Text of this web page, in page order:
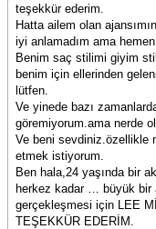
teşekkür ederim.
Hatta ailem olan
iyi anlamadım ama
Benim saç stilimi giyim
benim için ellerinden
lütfen.
Ve yinede bazı
göremiyorum.ama nerde
Ve beni sevdiniz.özellikle
etmek istiyorum.
Ben hala,24 yaşında bir
herkez kadar … büyük bir
gerçekleşmesi için LEE
TEŞEKKÜR EDERİM.